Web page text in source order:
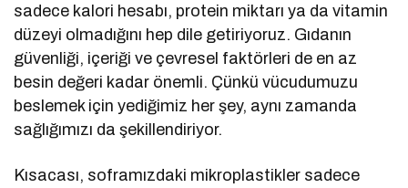
sadece kalori hesabı, protein miktarı ya da vitamin
düzeyi olmadığını hep dile getiriyoruz. Gıdanın
güvenliği, içeriği ve çevresel faktörleri de en az
besin değeri kadar önemli. Çünkü vücudumuzu
beslemek için yediğimiz her şey, aynı zamanda
sağlığımızı da şekillendiriyor.
Kısacası, soframızdaki mikroplastikler sadece